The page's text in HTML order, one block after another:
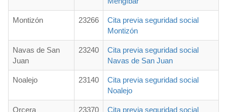
Montizón 23266
Cita previa seguridad social
Montizón
Navas de San
Juan
23240
Cita previa seguridad social
Navas de San Juan
Noalejo 23140
Cita previa seguridad social
Noalejo
Orcera 23370 Cita previa seguridad social